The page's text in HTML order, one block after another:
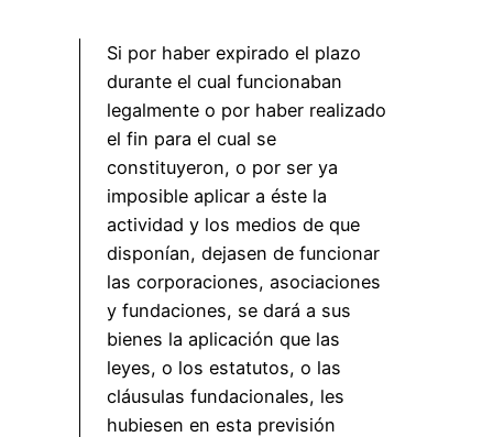
Si por haber expirado el plazo
durante el cual funcionaban
legalmente o por haber realizado
el fin para el cual se
constituyeron, o por ser ya
imposible aplicar a éste la
actividad y los medios de que
disponían, dejasen de funcionar
las corporaciones, asociaciones
y fundaciones, se dará a sus
bienes la aplicación que las
leyes, o los estatutos, o las
cláusulas fundacionales, les
hubiesen en esta previsión